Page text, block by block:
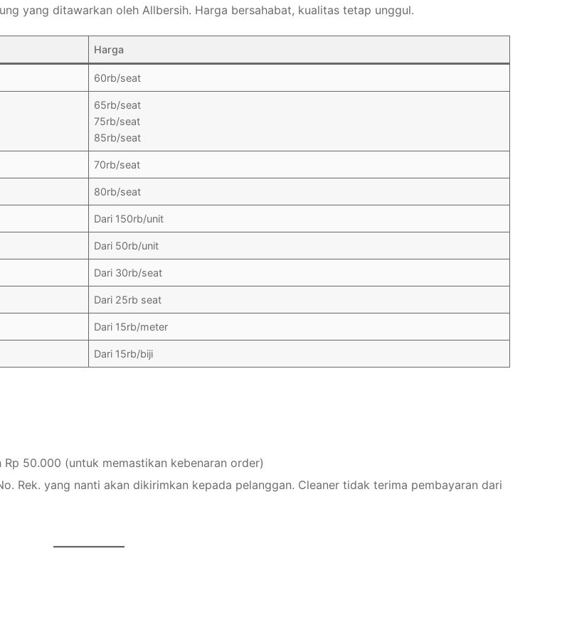
yang ditawarkan oleh Allbersih. Harga bersahabat, kualitas tetap unggul.
Harga
60rb/seat
65rb/seat
75rb/seat
85rb/seat
70rb/seat
80rb/seat
Dari 150rb/unit
Dari 50rb/unit
Dari 30rb/seat
Dari 25rb seat
Dari 15rb/meter
Dari 15rb/biji
50.000 (untuk memastikan kebenaran order)
Rek. yang nanti akan dikirimkan kepada pelanggan. Cleaner tidak terima pembayaran dari